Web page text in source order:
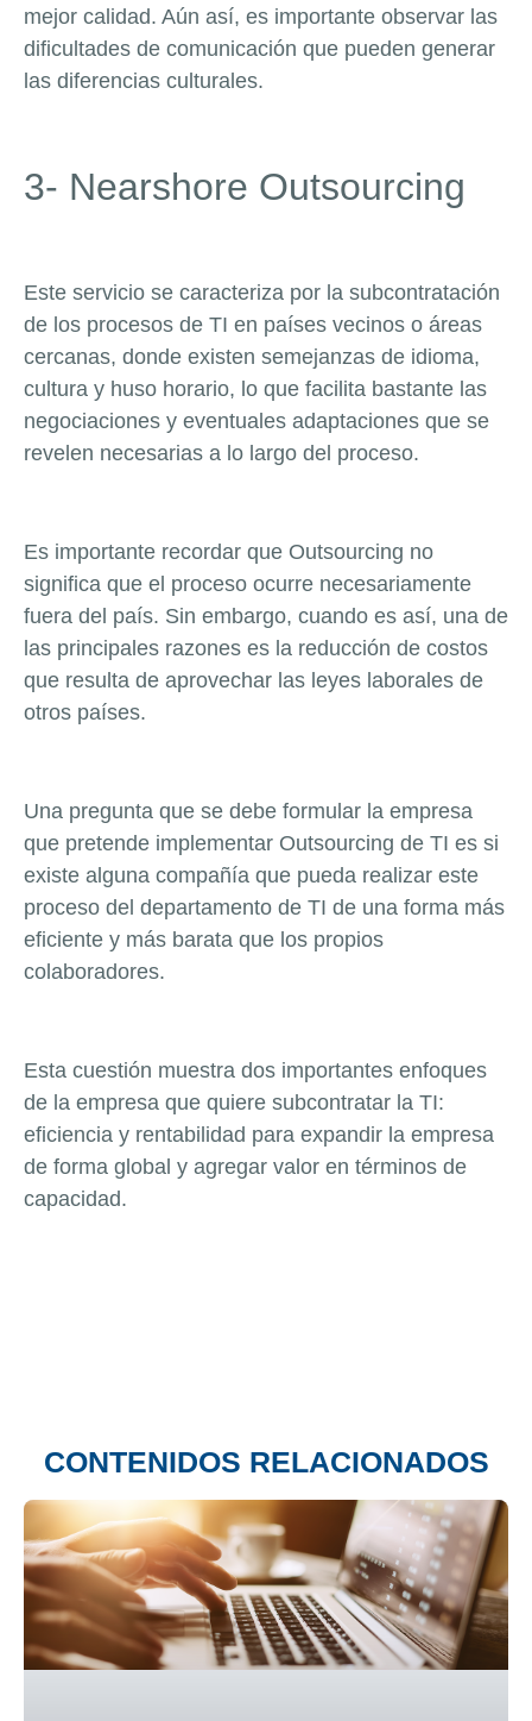
mejor calidad. Aún así, es importante observar las
dificultades de comunicación que pueden generar
las diferencias culturales.
3- Nearshore Outsourcing
Este servicio se caracteriza por la subcontratación
de los procesos de TI en países vecinos o áreas
cercanas, donde existen semejanzas de idioma,
cultura y huso horario, lo que facilita bastante las
negociaciones y eventuales adaptaciones que se
revelen necesarias a lo largo del proceso.
Es importante recordar que Outsourcing no
significa que el proceso ocurre necesariamente
fuera del país. Sin embargo, cuando es así, una de
las principales razones es la reducción de costos
que resulta de aprovechar las leyes laborales de
otros países.
Una pregunta que se debe formular la empresa
que pretende implementar Outsourcing de TI es si
existe alguna compañía que pueda realizar este
proceso del departamento de TI de una forma más
eficiente y más barata que los propios
colaboradores.
Esta cuestión muestra dos importantes enfoques
de la empresa que quiere subcontratar la TI:
eficiencia y rentabilidad para expandir la empresa
de forma global y agregar valor en términos de
capacidad.
CONTENIDOS RELACIONADOS